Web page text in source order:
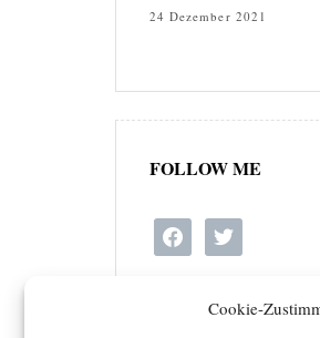
Cookie-
24 Dezember 2021
FOLLOW ME
facebooktwitter